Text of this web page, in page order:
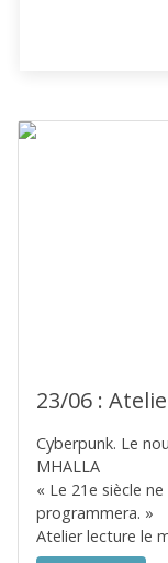
23/06 :
Cyberpunk. Le
MHALLA
« Le 21e siècle
programmera. »
Atelier lecture le